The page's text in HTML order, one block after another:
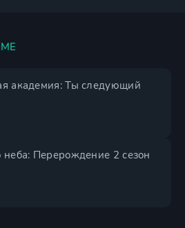
академия: Ты следующий
неба: Перерождение 2 сезон